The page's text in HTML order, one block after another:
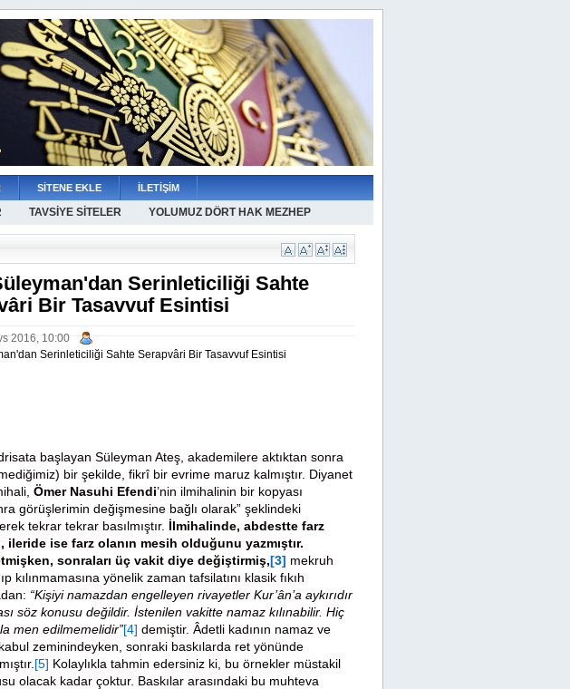
SİTENE EKLE İLETİŞİM
TAVSİYE SİTELER YOLUMUZ DÖRT HAK MEZHEP
Serinleticiliği Sahte
Bir Tasavvuf Esintisi
2016, 10:00
Serinleticiliği Sahte Serapvâri Bir Tasavvuf Esintisi
başlayan Süleyman Ateş, akademilere aktıktan sonra
bir şekilde, fikrî bir evrime maruz kalmıştır. Diyanet
Ömer Nasuhi Efendi’nin ilmihalinin bir kopyası
görüşlerimin değişmesine bağlı olarak” şeklindeki
tekrar tekrar basılmıştır. İlmihalinde, abdestte farz
ileride ise farz olanın mesih olduğunu yazmıştır.
sonraları üç vakit diye değiştirmiş,[3] mekruh
yönelik zaman tafsilatını klasik fıkıh
“Kişiyi namazdan engelleyen rivayetler Kur’ân’a aykırıdır
söz konusu değildir. İstenilen vakitte namaz kılınabilir. Hiç
men edilmemelidir”[4] demiştir. Âdetli kadının namaz ve
zeminindeyken, sonraki baskılarda ret yönünde
[5] Kolaylıkla tahmin edersiniz ki, bu örnekler müstakil
olacak kadar çoktur. Baskılar arasındaki bu muhteva